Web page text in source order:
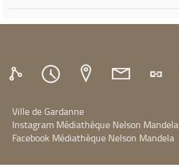
Ville de Gardanne
Instagram Médiathèque Nelson Mandela
Facebook Médiathèque Nelson Mandela